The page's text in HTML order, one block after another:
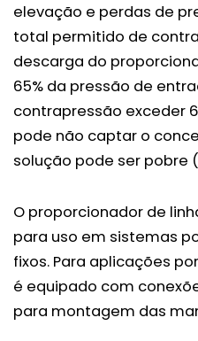
elevação e perdas de
total permitido de
descarga do
65% da pressão de
contrapressão exceder
pode não captar o
solução pode ser pobre
O proporcionador de
para uso em sistemas
fixos. Para aplicações
é equipado com
para montagem das